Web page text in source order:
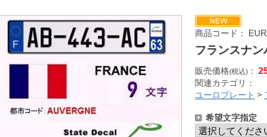
商品コード：
フランスナン
販売価格(税込) ：
関連カテゴリ：
ユーロプレート >
希望文字指定